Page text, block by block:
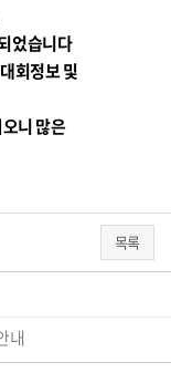
었습니다
회정보 및
니 많은
목록
내